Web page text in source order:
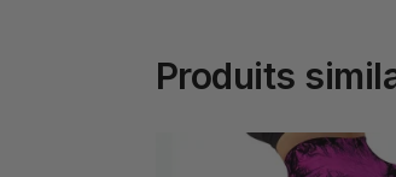
Produits